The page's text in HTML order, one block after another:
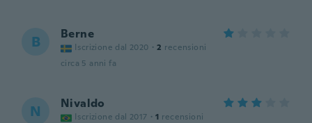
B Berne
Iscrizione dal 2020 · 2 recensioni
circa 5 anni fa
N Nivaldo
Iscrizione dal 2017 · 1 recensioni